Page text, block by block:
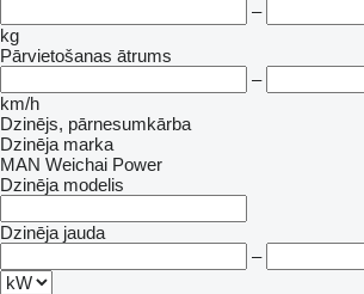
–
kg
Pārvietošanas ātrums
–
km/h
Dzinējs, pārnesumkārba
Dzinēja marka
MAN Weichai Power
Dzinēja modelis
Dzinēja jauda
–